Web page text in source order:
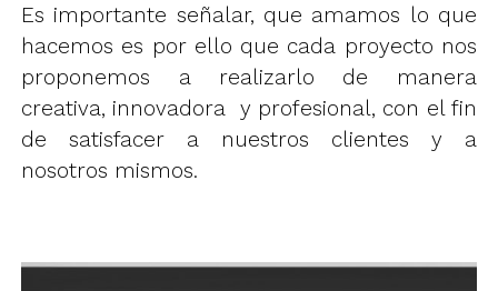
Es importante señalar, que amamos lo que
hacemos es por ello que cada proyecto nos
proponemos a realizarlo de manera
creativa, innovadora y profesional, con el fin
de satisfacer a nuestros clientes y a
nosotros mismos.